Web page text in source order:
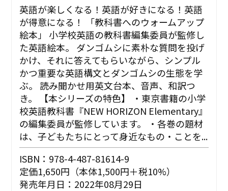
英語が楽しくなる！英語が好きになる！英語
が得意になる！ 「教科書へのウォームアップ
絵本」 小学校英語の教科書編集委員が監修し
た英語絵本。 ダンゴムシに素朴な質問を投げ
かけ、それに答えてもらいながら、シンプル
かつ重要な英語構文とダンゴムシの生態を学
ぶ。 読み聞かせ用英文台本、音声、和訳つ
き。 【本シリーズの特色】 ・東京書籍の小学
校英語教科書『NEW HORIZON Elementary』
の編集委員が監修しています。 ・各巻の題材
は、子どもたちにとって身近なもの・ことを...
ISBN：978-4-487-81614-9
定価1,650円（本体1,500円＋税10%）
発売年月日：2022年08月29日